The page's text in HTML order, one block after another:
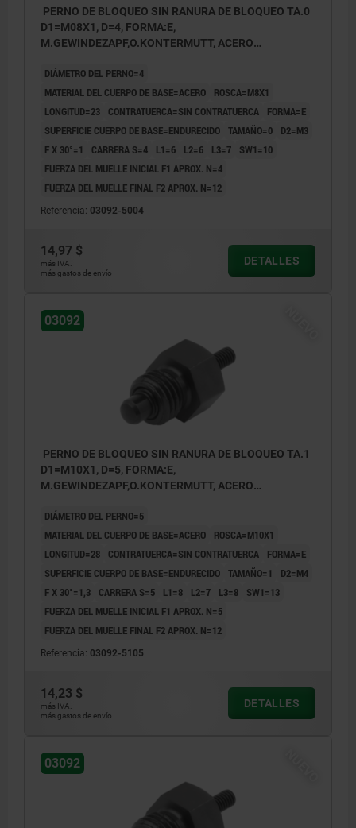
PERNO DE BLOQUEO SIN RANURA DE BLOQUEO TA.0
D1=M08X1, D=4, FORMA:E,
M.GEWINDEZAPF,O.KONTERMUTT, ACERO
DIÁMETRO DEL PERNO=4
MATERIAL DEL CUERPO DE BASE=ACERO
ROSCA=M8X1
LONGITUD=23
CONTRATUERCA=SIN CONTRATUERCA
FORMA=E
SUPERFICIE CUERPO DE BASE=ENDURECIDO TAMAÑO=0
D2=M3
F X 30°=1
CARRERA S=4 L1=6 L2=6 L3=7
SW1=10
FUERZA DEL MUELLE INICIAL F1 APROX. N=4
FUERZA DEL MUELLE FINAL F2 APROX. N=12
Referencia: 03092-5004
14,97 $
más IVA.
más gastos de envío
DETALLES
03092
PERNO DE BLOQUEO SIN RANURA DE BLOQUEO TA.1
D1=M10X1, D=5, FORMA:E,
M.GEWINDEZAPF,O.KONTERMUTT, ACERO
DIÁMETRO DEL PERNO=5
MATERIAL DEL CUERPO DE BASE=ACERO
ROSCA=M10X1
LONGITUD=28
CONTRATUERCA=SIN CONTRATUERCA
FORMA=E
SUPERFICIE CUERPO DE BASE=ENDURECIDO TAMAÑO=1
D2=M4
F X 30°=1,3
CARRERA S=5 L1=8 L2=7 L3=8
SW1=13
FUERZA DEL MUELLE INICIAL F1 APROX. N=5
FUERZA DEL MUELLE FINAL F2 APROX. N=12
Referencia: 03092-5105
14,23 $
más IVA.
más gastos de envío
DETALLES
03092